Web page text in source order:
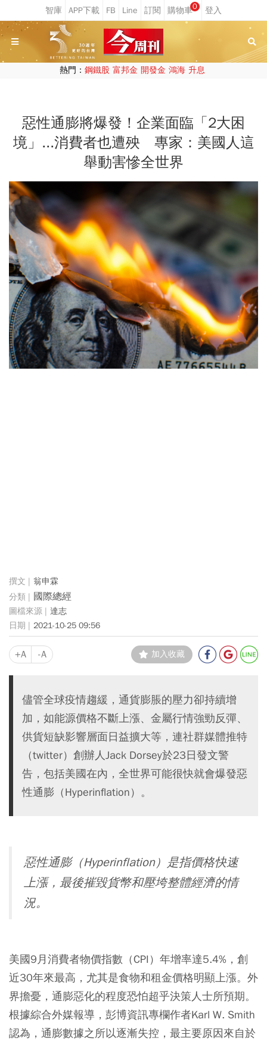
0
熱門： 鋼鐵股 富邦金 開發金 鴻海 升息
惡性通膨將爆發！企業面臨「2大困
境」...消費者也遭殃 專家：美國人這
舉動害慘全世界
翁申霖
國際總經
達志
2021-10-25 09:56
+A -A 加入收藏
儘管全球疫情趨緩，通貨膨脹的壓力卻持續增
加，如能源價格不斷上漲、金屬行情強勁反彈、
供貨短缺影響層面日益擴大等，連社群媒體推特
（twitter）創辦人Jack Dorsey於23日發文警
告，包括美國在內，全世界可能很快就會爆發惡
性通膨（Hyperinflation）。
惡性通膨（Hyperinflation）是指價格快速
上漲，最後摧毀貨幣和壓垮整體經濟的情
況。
美國9月消費者物價指數（CPI）年增率達5.4%，創
近30年來最高，尤其是食物和租金價格明顯上漲。外
界擔憂，通膨惡化的程度恐怕超乎決策人士所預期。
根據綜合外媒報導，彭博資訊專欄作者Karl W. Smith
認為，通膨數據之所以逐漸失控，最主要原因來自於